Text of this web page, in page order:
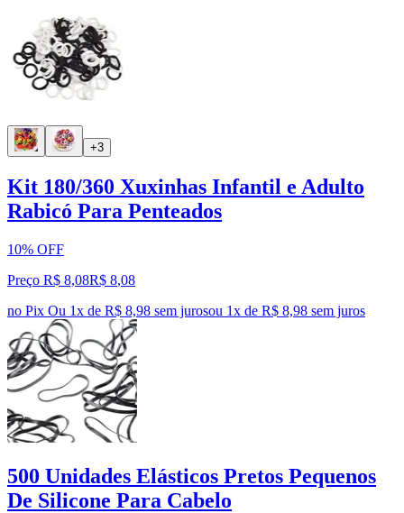
+3
Kit 180/360 Xuxinhas Infantil e Adulto
Rabicó Para Penteados
10% OFF
Preço R$ 8,08R$ 8,08
no Pix Ou 1x de R$ 8,98 sem jurosou 1x de R$ 8,98 sem juros
500 Unidades Elásticos Pretos Pequenos
De Silicone Para Cabelo